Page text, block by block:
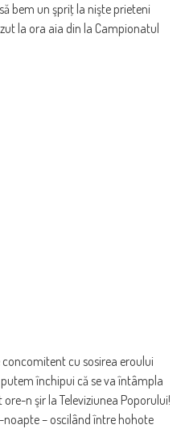
bem un şpriţ la nişte prieteni
la ora aia din la Campionatul
cu sosirea eroului
închipui că se va întâmpla
n şir la Televiziunea Poporului!
– oscilând între hohote